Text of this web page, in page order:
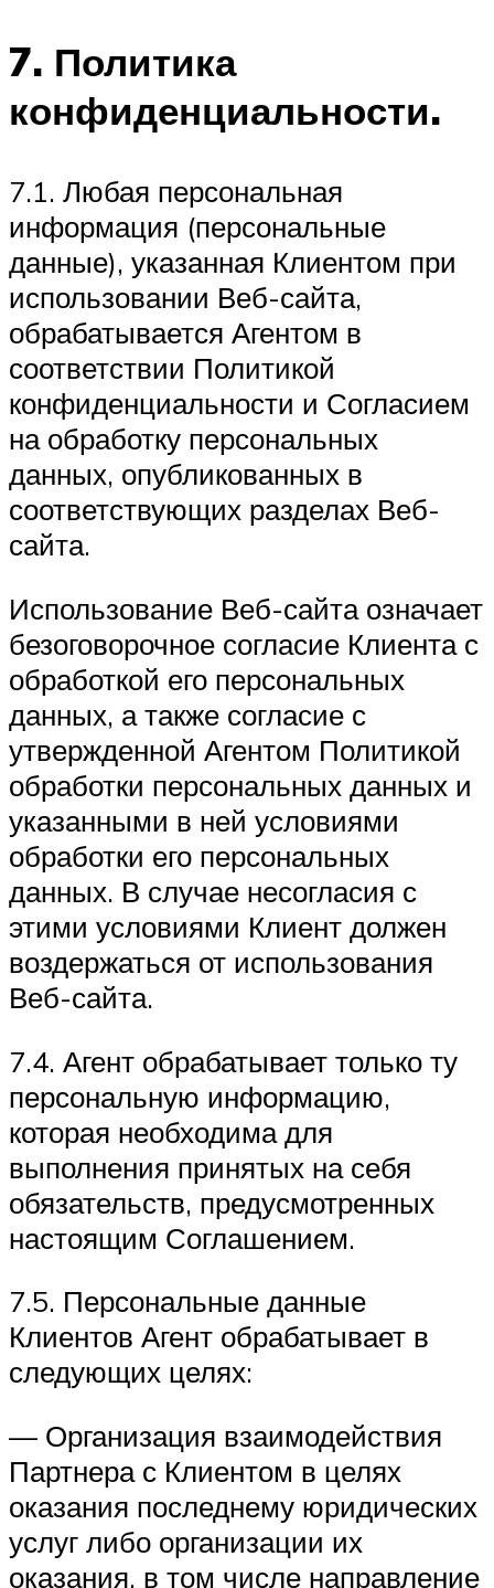
7. Политика
конфиденциальности.
7.1. Любая персональная
информация (персональные
данные), указанная Клиентом при
использовании Веб-сайта,
обрабатывается Агентом в
соответствии Политикой
конфиденциальности и Согласием
на обработку персональных
данных, опубликованных в
соответствующих разделах Веб-
сайта.
Использование Веб-сайта означает
безоговорочное согласие Клиента с
обработкой его персональных
данных, а также согласие с
утвержденной Агентом Политикой
обработки персональных данных и
указанными в ней условиями
обработки его персональных
данных. В случае несогласия с
этими условиями Клиент должен
воздержаться от использования
Веб-сайта.
7.4. Агент обрабатывает только ту
персональную информацию,
которая необходима для
выполнения принятых на себя
обязательств, предусмотренных
настоящим Соглашением.
7.5. Персональные данные
Клиентов Агент обрабатывает в
следующих целях:
— Организация взаимодействия
Партнера с Клиентом в целях
оказания последнему юридических
услуг либо организации их
оказания, в том числе направление